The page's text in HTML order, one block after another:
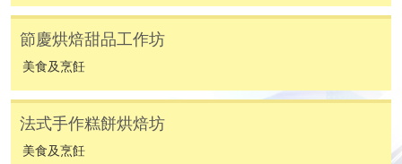
報讀同一學歷頒授課程內其他單元
​學院為學歷頒授課程特設「註冊及學費通知」，適
用於一般學歷頒授課程。
節慶烘焙甜品工作坊
美食及烹飪
法式手作糕餅烘焙坊
美食及烹飪